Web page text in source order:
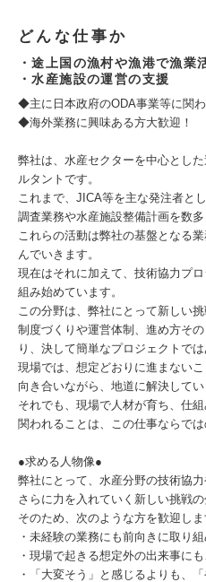
どんな仕事か
・途上国の漁村や漁港で漁業
・水産施設の運営の支援
◆主に日本政府のODA事業等に関
◆海外業務に興味ある方大歓迎！
弊社は、水産セクターを中心とし
ルタントです。
これまで、JICA等を主な発注者と
調査業務や水産施設整備計画を数多
これらの活動は弊社の基盤となる
んでいきます。
現在はそれに加えて、技術協力プ
組み始めています。
この分野は、弊社にとって新しい挑
制度づくりや運営体制、進め方そ
り、決して簡単なプロジェクトでは
現場では、想定どおりに進まない
向き合いながら、地道に解決してい
それでも、現場で人材が育ち、仕
関われることは、この仕事ならでは
●求める人物像●
弊社にとって、水産分野の技術協
さらに力を入れていく新しい挑戦の
そのため、次のような方を歓迎しま
・未経験の業務にも前向きに取り
・現場で起きる想定外の出来事に
・「大変そう」と感じるよりも、